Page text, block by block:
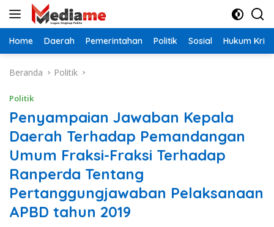
Langsung
Home Daerah Pemerintahan Politik Sosial Hukum
Beranda Politik
Politik
Penyampaian Jawaban Kepala
Daerah Terhadap Pemandangan
Umum Fraksi-Fraksi Terhadap
Ranperda Tentang
Pertanggungjawaban Pelaksanaan
APBD tahun 2019